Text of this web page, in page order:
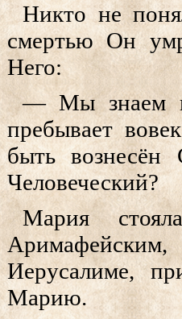
Никто не
смертью Он
Него:
— Мы знаем
пребывает
быть
Человеческий?
Мария
Иерусалиме,
Марию.